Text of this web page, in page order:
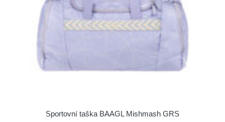
Sportovní taška BAAGL Mishmash GRS